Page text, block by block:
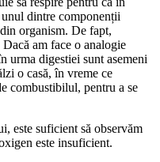
dintre componenții
organism. De fapt,
am face o analogie
urma digestiei sunt asemeni
o casă, în vreme ce
combustibilul, pentru a se
este suficient să observăm
oxigen este insuficient.